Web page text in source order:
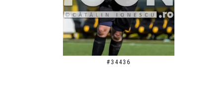
#34436